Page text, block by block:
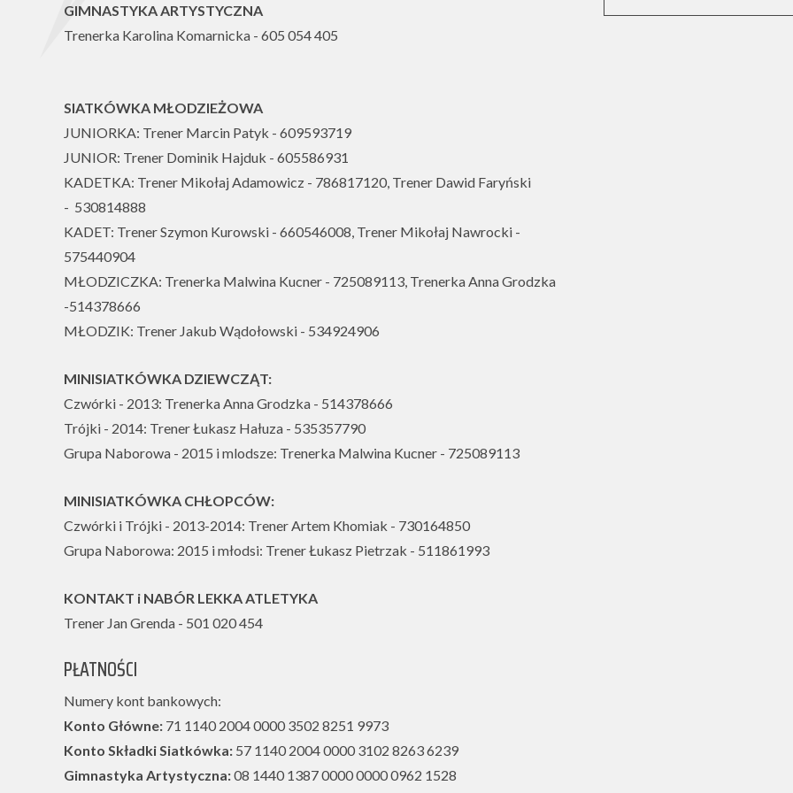
GIMNASTYKA ARTYSTYCZNA
Trenerka Karolina Komarnicka - 605 054 405
SIATKÓWKA MŁODZIEŻOWA
JUNIORKA: Trener Marcin Patyk - 609593719
JUNIOR: Trener Dominik Hajduk - 605586931
KADETKA: Trener Mikołaj Adamowicz - 786817120, Trener Dawid Faryński
- 530814888
KADET: Trener Szymon Kurowski - 660546008, Trener Mikołaj Nawrocki -
575440904
MŁODZICZKA: Trenerka Malwina Kucner - 725089113, Trenerka Anna Grodzka
-514378666
MŁODZIK: Trener Jakub Wądołowski - 534924906
MINISIATKÓWKA DZIEWCZĄT:
Czwórki - 2013: Trenerka Anna Grodzka - 514378666
Trójki - 2014: Trener Łukasz Hałuza - 535357790
Grupa Naborowa - 2015 i mlodsze: Trenerka Malwina Kucner - 725089113
MINISIATKÓWKA CHŁOPCÓW:
Czwórki i Trójki - 2013-2014: Trener Artem Khomiak - 730164850
Grupa Naborowa: 2015 i młodsi: Trener Łukasz Pietrzak - 511861993
KONTAKT i NABÓR LEKKA ATLETYKA
Trener Jan Grenda - 501 020 454
PŁATNOŚCI
Numery kont bankowych:
Konto Główne: 71 1140 2004 0000 3502 8251 9973
Konto Składki Siatkówka: 57 1140 2004 0000 3102 8263 6239
Gimnastyka Artystyczna:08 1440 1387 0000 0000 0962 1528